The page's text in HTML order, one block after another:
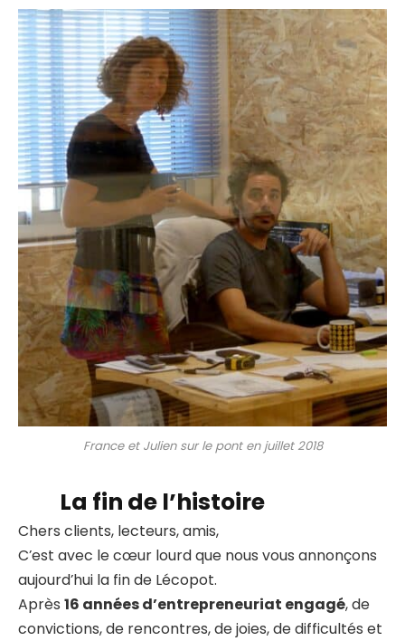
France et Julien sur le pont en juillet 2018
La fin de l’histoire
Chers clients, lecteurs, amis,
C’est avec le cœur lourd que nous vous annonçons
aujourd’hui la fin de Lécopot.
Après 16 années d’entrepreneuriat engagé, de
convictions, de rencontres, de joies, de difficultés et